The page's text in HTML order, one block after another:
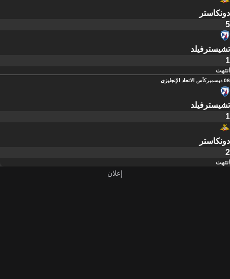
دونكاستر
5
تشيسترفيلد
1
انتهت
06 ديسمبر كأس الاتحاد الإنجليزي
تشيسترفيلد
1
دونكاستر
2
انتهت